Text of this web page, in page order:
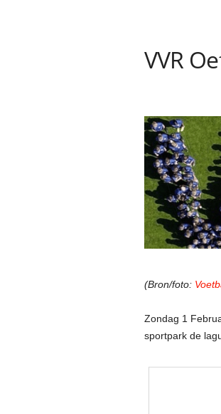
VVR
(Bron/foto:
Zondag 1
sportpark de